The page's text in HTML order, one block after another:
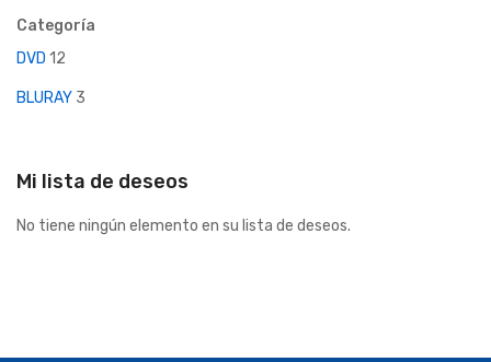
Categoría
DVD 12
BLURAY 3
Mi lista de deseos
No tiene ningún elemento en su lista de deseos.